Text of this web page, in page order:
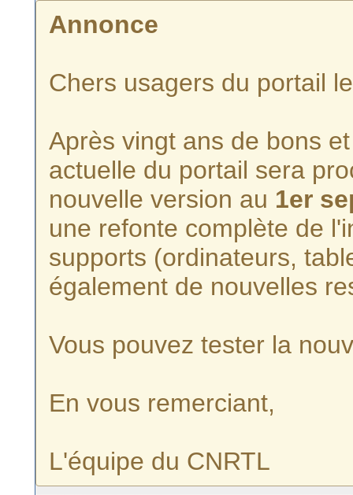
Annonce
Chers usagers du portail
Après vingt ans de bons
actuelle du portail sera
nouvelle version au 1er
une refonte complète de
supports (ordinateurs,
également de nouvelles
Vous pouvez tester la
En vous remerciant,
L'équipe du CNRTL